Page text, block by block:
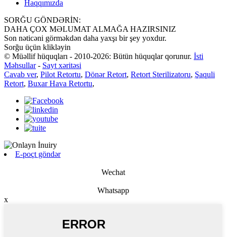
Haqqımızda
SORĞU GÖNDƏRİN:
DAHA ÇOX MƏLUMAT ALMAĞA HAZIRSINIZ
Son nəticəni görməkdən daha yaxşı bir şey yoxdur.
Sorğu üçün klikləyin
© Müəllif hüquqları - 2010-2026: Bütün hüquqlar qorunur. İsti
Məhsullar- Sayt xəritəsi
Cavab ver, Pilot Retortu, Dönər Retort, Retort Sterilizatoru, Şaquli
Retort, Buxar Hava Retortu,
E-poçt göndər
Wechat
Whatsapp
x